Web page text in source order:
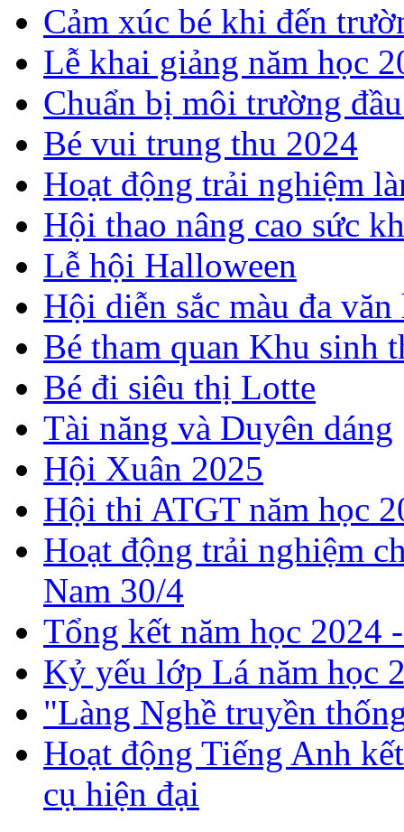
Cảm xúc bé khi đến
Lễ khai giảng năm học
Chuẩn bị môi trường
Bé vui trung thu 2024
Hoạt động trải nghiệm
Hội thao nâng cao sức
Lễ hội Halloween
Hội diễn sắc màu đa văn
Bé tham quan Khu sinh
Bé đi siêu thị Lotte
Tài năng và Duyên dáng
Hội Xuân 2025
Hội thi ATGT năm học
Hoạt động trải nghiệm
Nam 30/4
Tổng kết năm học 2024
Kỷ yếu lớp Lá năm học
"Làng Nghề truyền
Hoạt động Tiếng Anh
cụ hiện đại